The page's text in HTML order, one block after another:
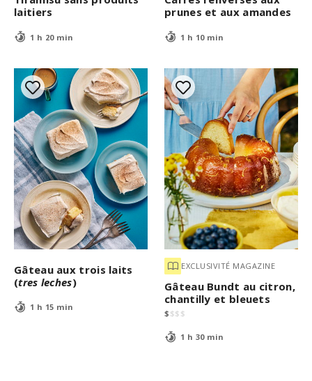
laitiers
1 h 20 min
prunes et aux amandes
1 h 10 min
Gâteau aux trois laits
(tres leches)
1 h 15 min
EXCLUSIVITÉ MAGAZINE
Gâteau Bundt au citron,
chantilly et bleuets
$ $$ $
1 h 30 min